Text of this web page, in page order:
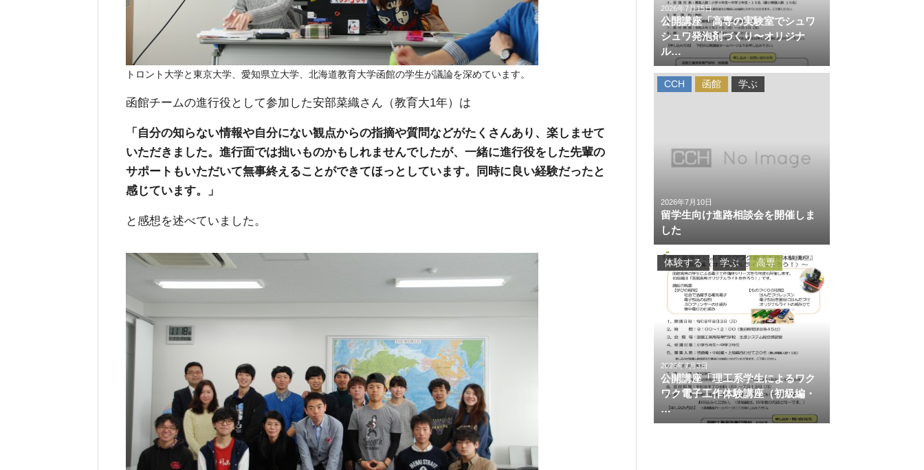
トロント大学と東京大学、愛知県立大学、北海道教育大学函館の学生が議論を深めています。
函館チームの進行役として参加した安部菜織さん（教育大1年）は
「自分の知らない情報や自分にない観点からの指摘や質問などがたくさんあり、楽しませて
いただきました。進行面では拙いものかもしれませんでしたが、一緒に進行役をした先輩の
サポートもいただいて無事終えることができてほっとしています。同時に良い経験だったと
感じています。」
と感想を述べていました。
2026年7月15日
公開講座「高専の実験室でシュワ
シュワ発泡剤づくり〜オリジナ
ル…
2026年7月10日
留学生向け進路相談会を開催しま
した
CCH 函館 学ぶ
2026年7月3日
公開講座「理工系学生によるワク
ワク電子工作体験講座（初級編・
…
体験する 学ぶ 高専